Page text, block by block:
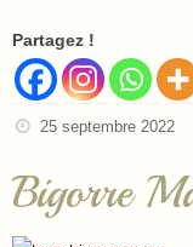
Partagez !
25 septembre 2022
Bigorre